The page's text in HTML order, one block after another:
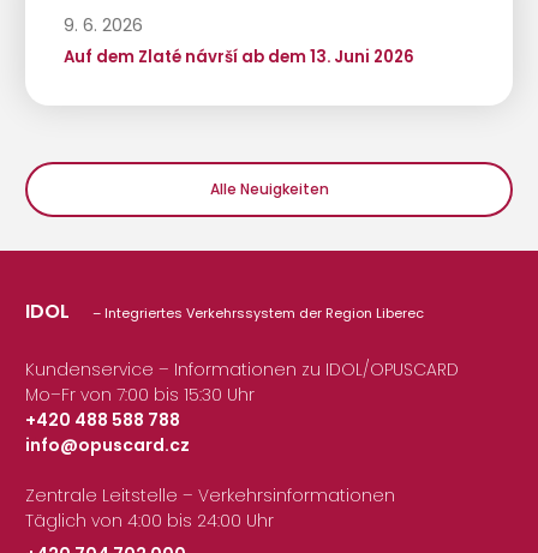
9. 6. 2026
Auf dem Zlaté návrší ab dem 13. Juni 2026
Alle Neuigkeiten
IDOL – Integriertes Verkehrssystem der Region Liberec
Kundenservice – Informationen zu IDOL/OPUSCARD
Mo–Fr von 7:00 bis 15:30 Uhr
+420 488 588 788
|
info@opuscard.cz
Zentrale Leitstelle – Verkehrsinformationen
Täglich von 4:00 bis 24:00 Uhr